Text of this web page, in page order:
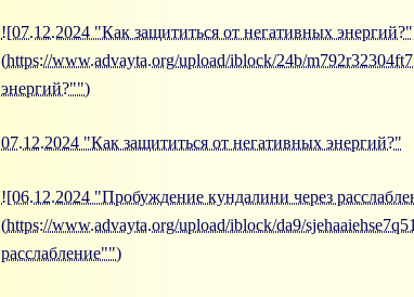
![07.12.2024 "Как защититься от негативных
(https://www.advayta.org/upload/iblock/24b/
энергий?"")
07.12.2024 "Как защититься от негативных энергий?"
![06.12.2024 "Пробуждение кундалини через
(https://www.advayta.org/upload/iblock/da9/
расслабление"")